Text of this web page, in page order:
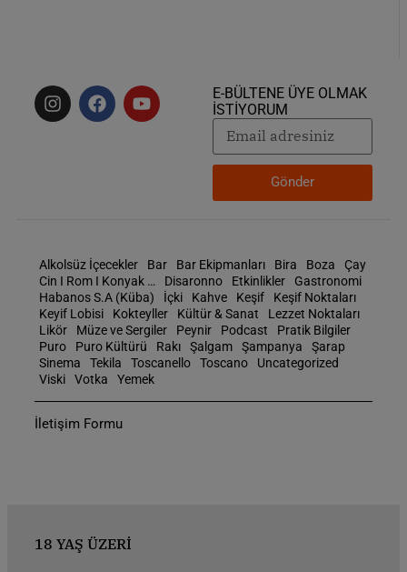
E-BÜLTENE ÜYE OLMAK
İSTİYORUM
Gönder
Alkolsüz İçecekler Bar Bar Ekipmanları Bira Boza
Çay
Cin I Rom I Konyak …
Disaronno Etkinlikler
Gastronomi
Habanos S.A (Küba)
İçki Kahve Keşif
Keşif Noktaları
Keyif Lobisi
Kokteyller Kültür & Sanat
Lezzet Noktaları
Likör
Müze ve Sergiler Peynir Podcast
Pratik Bilgiler
Puro
Puro Kültürü Rakı Şalgam Şampanya
Şarap
Sinema
Tekila Toscanello Toscano
Uncategorized
Viski
Votka Yemek
İletişim Formu
18 YAŞ ÜZERİ